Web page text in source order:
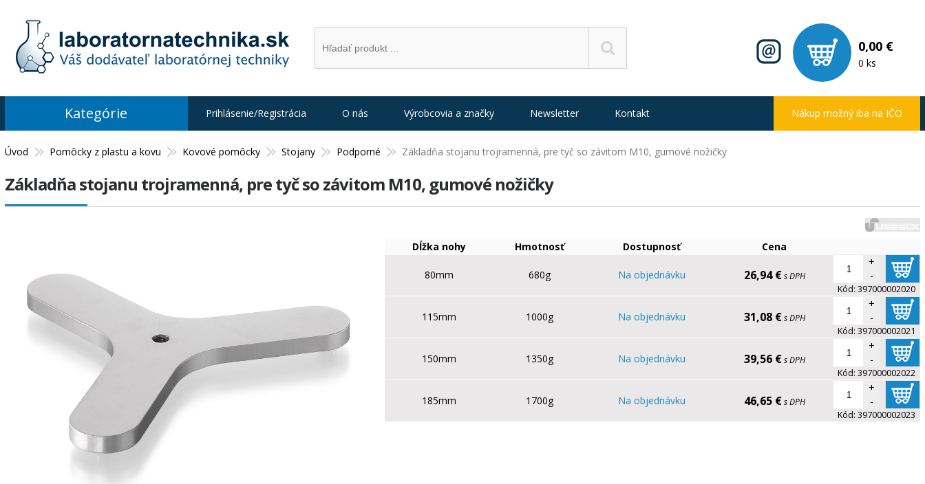
0,00 €
0 ks
Úvod Pomôcky z plastu a kovu Kovové pomôcky Stojany Podporné Základňa stojanu trojramenná, pre tyč so závitom M10, gumové nožičky
Základňa stojanu trojramenná, pre tyč so závitom M10, gumové nožičky
Dĺžka nohy Hmotnosť Dostupnosť Cena
80mm 680g Na objednávku 26,94 € s DPH
+
-
Kód: 397000002020
115mm 1000g Na objednávku 31,08 € s DPH
+
-
Kód: 397000002021
150mm 1350g Na objednávku 39,56 € s DPH
+
-
Kód: 397000002022
185mm 1700g Na objednávku 46,65 € s DPH
+
-
Kód: 397000002023
Kategórie Prihlásenie/Registrácia O nás Výrobcovia a značky Newsletter Kontakt Nákup možný iba na IČO